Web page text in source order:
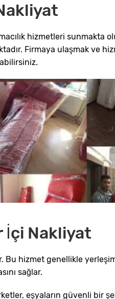
hizmetleri sunmakta
Firmaya ulaşmak ve
İçi Nakliyat
Bu hizmet genellikle
sağlar.
eşyaların güvenli bir